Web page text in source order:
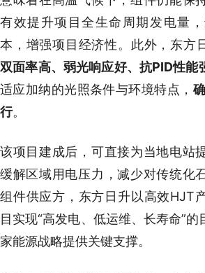
有效提升项目全生命周期发电量
本，增强项目经济性。此外，东方
双面率高、弱光响应好、抗PID性能
适应加纳的光照条件与环境特点，
行。
该项目建成后，可直接为当地电站
缓解区域用电压力，减少对传统化
组件供应方，东方日升以高效HJT
目实现“高发电、低运维、长寿命”的
家能源战略提供关键支撑。